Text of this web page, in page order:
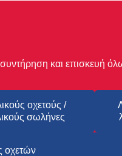
και επισκευή
οχετούς /
σωλήνες
οχετών